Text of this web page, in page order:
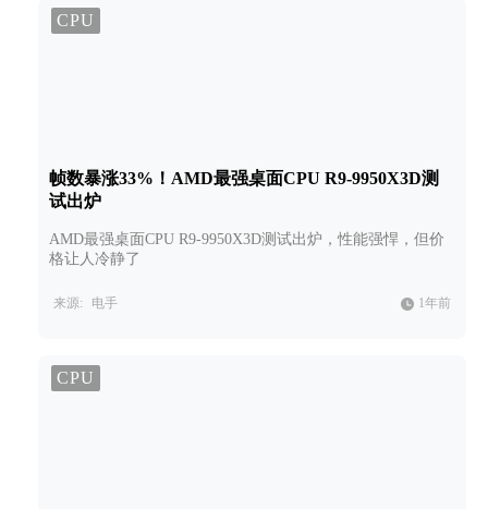
CPU
帧数暴涨33%！AMD最强桌面CPU R9-9950X3D测
试出炉
AMD最强桌面CPU R9-9950X3D测试出炉，性能强悍，但价
格让人冷静了
来源: 电手 1年前
CPU